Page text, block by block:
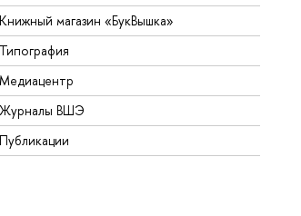
Книжный магазин «БукВышка»
Типография
Медиацентр
Журналы ВШЭ
Публикации